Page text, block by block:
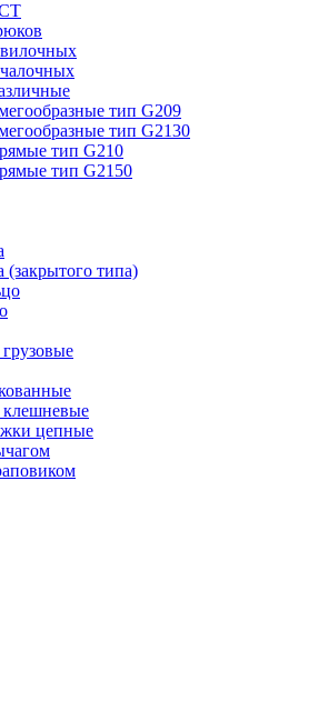
тип G209
тип G2130
тип G210
тип G2150
типа)
клешневые
цепные